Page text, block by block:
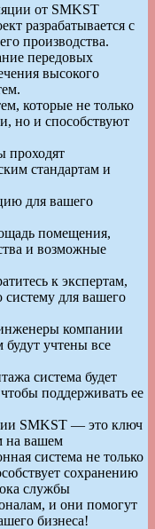
от SMKST
разрабатывается с
производства.
передовых
высокого
которые не только
но и способствуют
проходят
стандартам и
для вашего
помещения,
и возможные
к экспертам,
для вашего
компании
будут учтены все
система будет
поддерживать ее
SMKST — это ключ
на вашем
система не только
сохранению
службы
и они помогут
бизнеса!